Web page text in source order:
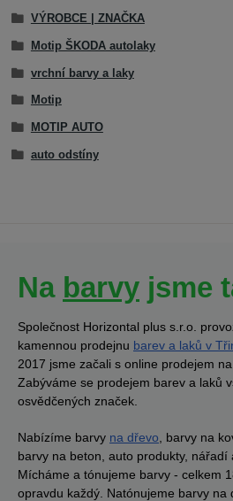
VÝROBCE | ZNAČKA
Motip ŠKODA autolaky
vrchní barvy a laky
Motip
MOTIP AUTO
auto odstíny
Na barvy jsme
Společnost Horizontal plus s.r.o.
kamennou prodejnu barev a laků v
2017 jsme začali s online prodejem na
Zabýváme se prodejem barev a laků
osvědčených značek.
Nabízíme barvy na dřevo , barvy na
barvy na beton, auto produkty, nářadí
Mícháme a tónujeme barvy - celkem
opravdu každý. Natónujeme barvy na